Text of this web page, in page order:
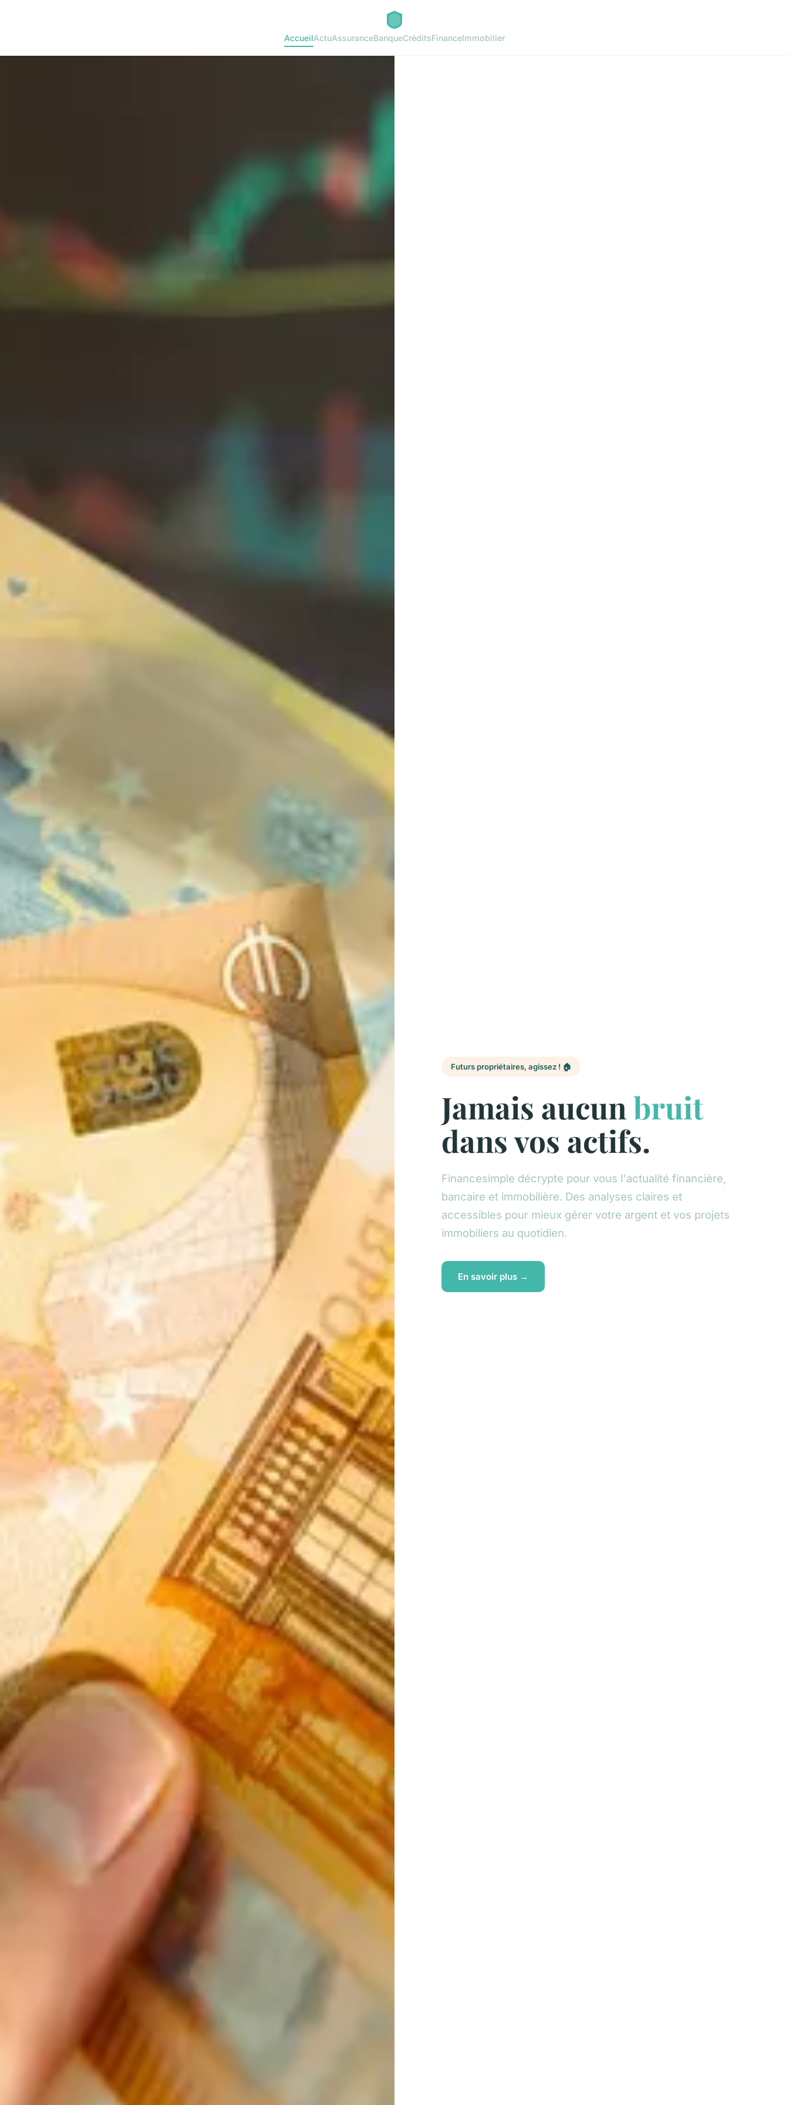
AccueilActuAssuranceBanqueCréditsFinanceImmobilier
Futurs propriétaires, agissez ! 🏠
Jamais aucunbruit
dans vos actifs.
Financesimple décrypte pour vous l'actualité financière,
bancaire et immobilière. Des analyses claires et
accessibles pour mieux gérer votre argent et vos projets
immobiliers au quotidien.
En savoir plus →